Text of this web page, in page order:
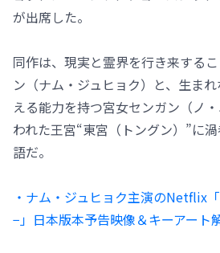
が出席した。
同作は、現実と霊界を行き来する
ン（ナム・ジュヒョク）と、生ま
える能力を持つ宮女センガン（ノ
われた王宮“東宮（トングン）”に
語だ。
・ナム・ジュヒョク主演のNetflix
−」日本版本予告映像＆キーアート